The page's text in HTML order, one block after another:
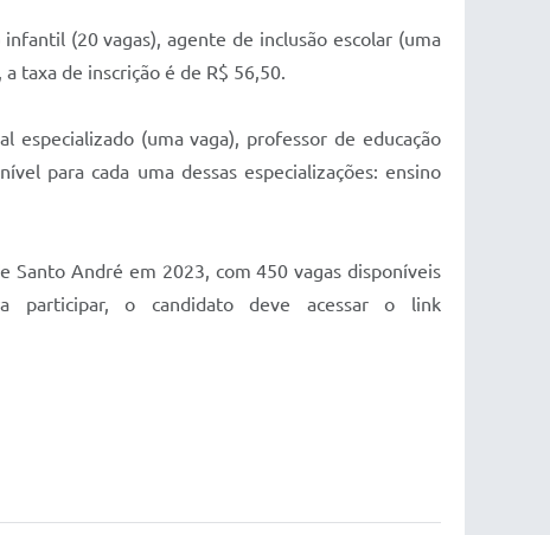
(20 vagas), agente de inclusão escolar (uma
taxa de inscrição é de R$ 56,50.
especializado (uma vaga), professor de educação
para cada uma dessas especializações: ensino
Santo André em 2023, com 450 vagas disponíveis
participar, o candidato deve acessar o link